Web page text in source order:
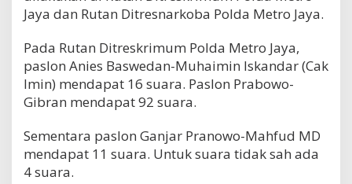
Jaya dan Rutan Ditresnarkoba Polda Metro Jaya.
Pada Rutan Ditreskrimum Polda Metro Jaya,
paslon Anies Baswedan-Muhaimin Iskandar (Cak
Imin) mendapat 16 suara. Paslon Prabowo-
Gibran mendapat 92 suara.
Sementara paslon Ganjar Pranowo-Mahfud MD
mendapat 11 suara. Untuk suara tidak sah ada
4 suara.